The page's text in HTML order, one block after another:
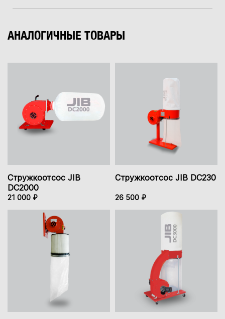
АНАЛОГИЧНЫЕ ТОВАРЫ
Стружкоотсос JIB
DC2000
21 000 ₽
Стружкоотсос JIB DC230
26 500 ₽